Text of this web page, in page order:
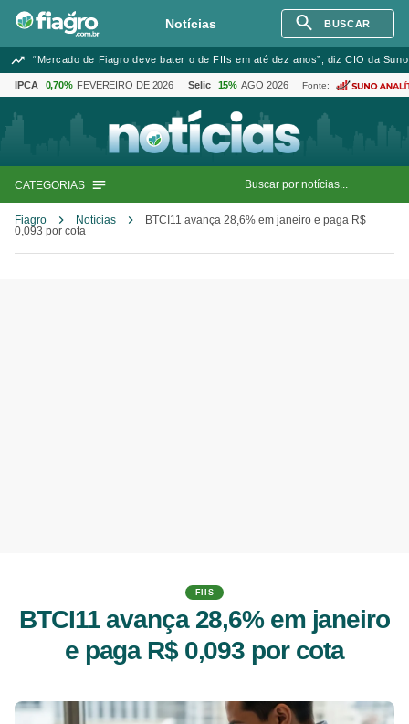
Notícias BUSCAR
“Mercado de Fiagro deve bater o de FIIs em até dez anos”, diz CIO da
IPCA 0,70% FEVEREIRO DE 2026 Selic 15% AGO 2026 Fonte:
CATEGORIAS
Fiagro Notícias
BTCI11 avança 28,6% em janeiro e paga R$
0,093 por cota
FIIS
BTCI11 avança 28,6% em janeiro
e paga R$ 0,093 por cota